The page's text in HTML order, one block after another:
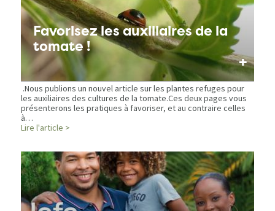
Favorisez les auxiliaires de la
tomate !
+
.Nous publions un nouvel article sur les plantes refuges pour
les auxiliaires des cultures de la tomate.Ces deux pages vous
présenterons les pratiques à favoriser, et au contraire celles
à…
Lire l'article >